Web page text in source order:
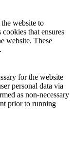
website to
that ensures
website. These
for the website
personal data via
as non-necessary
prior to running